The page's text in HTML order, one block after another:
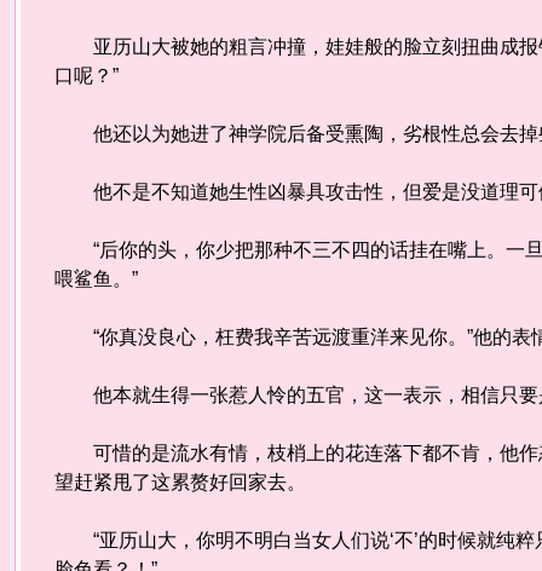
亚历山大被她的粗言冲撞，娃娃般的脸立刻扭曲成报
口呢？”
他还以为她进了神学院后备受熏陶，劣根性总会去
他不是不知道她生性凶暴具攻击性，但爱是没道理可
“后你的头，你少把那种不三不四的话挂在嘴上。一
喂鲨鱼。”
“你真没良心，枉费我辛苦远渡重洋来见你。”他的表
他本就生得一张惹人怜的五官，这一表示，相信只要
可惜的是流水有情，枝梢上的花连落下都不肯，他作
望赶紧甩了这累赘好回家去。
“亚历山大，你明不明白当女人们说‘不’的时候就纯